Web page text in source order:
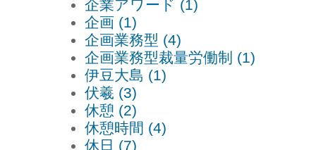
企業アワード (1)
企画 (1)
企画業務型 (4)
企画業務型裁量労働制 (1)
伊豆大島 (1)
伏羲 (3)
休憩 (2)
休憩時間 (4)
休日 (7)